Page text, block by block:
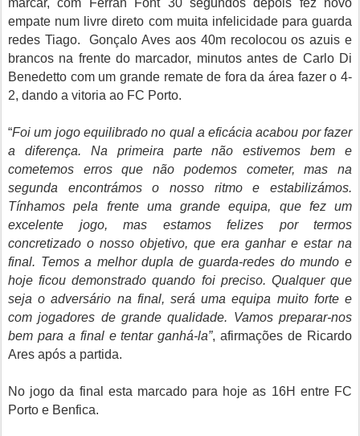
marcar, com
Ferran Font30 segundos depois fez novo
empate num livre direto com muita infelicidade para guarda
redes Tiago. Gonçalo Aves aos 40m recolocou os azuis e
brancos na frente do marcador, minutos antes de Carlo Di
Benedetto com um grande remate de fora da área fazer o 4-
2, dando a vitoria ao FC Porto.
“Foi um jogo equilibrado no qual a eficácia acabou por fazer
a diferença. Na primeira parte não estivemos bem e
cometemos erros que não podemos cometer, mas na
segunda encontrámos o nosso ritmo e estabilizámos.
Tínhamos pela frente uma grande equipa, que fez um
excelente jogo, mas estamos felizes por termos
concretizado o nosso objetivo, que era ganhar e estar na
final. Temos a melhor dupla de guarda-redes do mundo e
hoje ficou demonstrado quando foi preciso. Qualquer que
seja o adversário na final, será uma equipa muito forte e
com jogadores de grande qualidade. Vamos preparar-nos
bem para a final e tentar ganhá-la”, afirmações de Ricardo
Ares após a partida.
No jogo da final esta marcado para hoje as 16H entre FC
Porto e Benfica.